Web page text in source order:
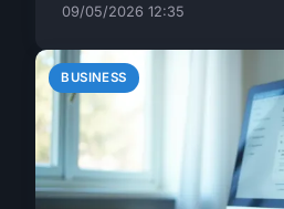
09/05/2026 12:35
BUSINESS